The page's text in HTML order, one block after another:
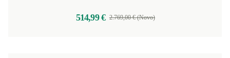
514,99 € 2.769,00 € (Novo)